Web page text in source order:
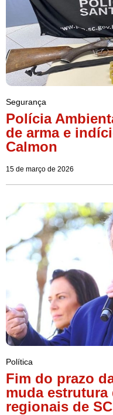
Segurança
Polícia
de arma e
Calmon
15 de março de 2026
Política
Fim do prazo
muda estrutura
regionais de SC